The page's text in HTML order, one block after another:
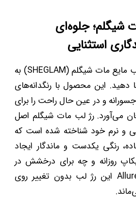
شیگلم؛ جلوه‌ای
استثنایی
آرایش خود را با رژ لب مایع مات شیگلم (SHEGLAM) به
دهید. این محصول با رنگدانه‌های
و در عین حال راحت را برای
می‌آورد. رژ لب مات شیگلم اصل
و نرم خود شناخته شده است که
رنگی یکدست و ماندگار ایجاد
روزانه و چه برای درخشش در
شب، فرمولاسیون Allure این رژ لب بدون تغییر روی